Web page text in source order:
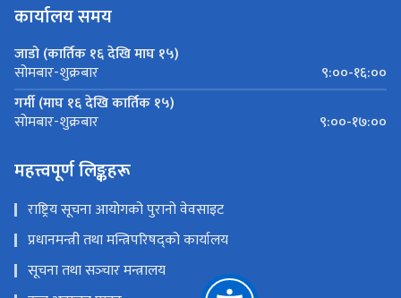
कार्यालय समय
जाडो (कार्तिक १६ देखि माघ १५)
सोमबार-शुक्रबार
९:००-१६:००
गर्मी (माघ १६ देखि कार्तिक १५)
सोमबार-शुक्रबार ९:००-१७:००
महत्त्वपूर्ण लिङ्कहरू
राष्ट्रिय सूचना आयोगको पुरानो वेवसाइट
प्रधानमन्त्री तथा मन्त्रिपरिषद्को कार्यालय
सूचना तथा सञ्‍चार मन्त्रालय